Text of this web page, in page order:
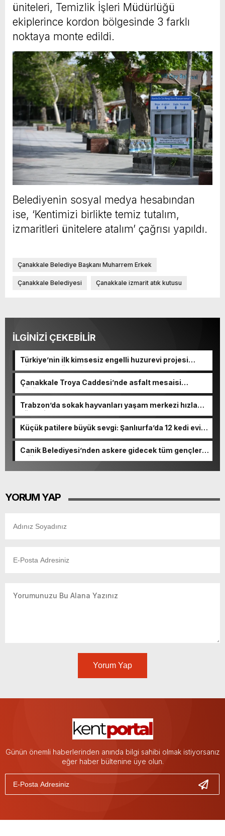
üniteleri, Temizlik İşleri Müdürlüğü
ekiplerince kordon bölgesinde 3 farklı
noktaya monte edildi.
Belediyenin sosyal medya hesabından
ise, ‘Kentimizi birlikte temiz tutalım,
izmaritleri ünitelere atalım’ çağrısı yapıldı.
Çanakkale Belediye Başkanı Muharrem Erkek
Çanakkale Belediyesi Çanakkale izmarit atık kutusu
İLGİNİZİ ÇEKEBİLİR
Türkiye’nin ilk kimsesiz engelli huzurevi projesi
Sincan’da yükseliyor
Çanakkale Troya Caddesi’nde asfalt mesaisi
sürüyor
Trabzon’da sokak hayvanları yaşam merkezi hızla
yükseliyor
Küçük patilere büyük sevgi: Şanlıurfa’da 12 kedi evi
Canik Belediyesi’nden askere gidecek tüm gençlere
müjde
YORUM YAP
Yorum Yap
Günün önemli haberlerinden anında bilgi sahibi olmak istiyorsanız
eğer haber bültenine üye olun.